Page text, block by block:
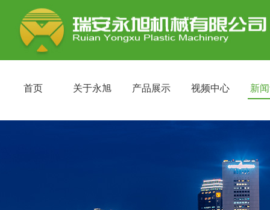
首页 关于永旭 产品展示 视频中心 新